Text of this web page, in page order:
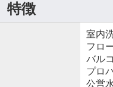
特徴
室内
フロ
バル
プロ
公営